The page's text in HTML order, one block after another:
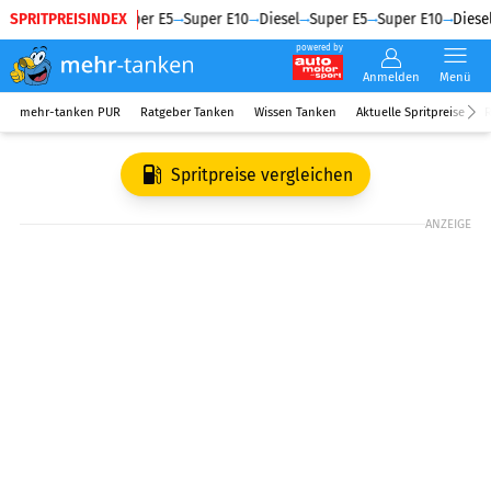
SPRITPREISINDEX
Diesel Super E5 Super E10 Diesel Super E5 Super E10 Diesel
powered by
Anmelden Menü
mehr-tanken PUR Ratgeber Tanken Wissen Tanken Aktuelle Spritpreise
Spritpreise vergleichen
ANZEIGE